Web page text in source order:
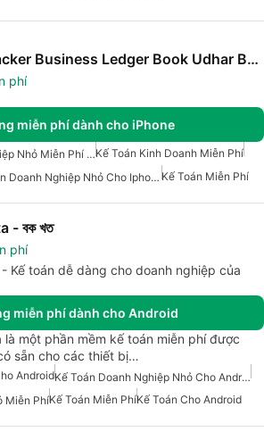
Khata Tracker Business Ledger Book Udhar Bahi CashBook
phí
miễn phí dành cho iPhone
Kế Toán Doanh Nghiệp Nhỏ Miễn Phí Cho IphoneKế Toán Kinh Doanh Miễn Phí
Kế Toán Doanh Nghiệp Nhỏ Cho Iphone Kế Toán Miễn Phí
- বক খত
phí
Kế toán dễ dàng cho doanh nghiệp của
miễn phí dành cho Android
là một phần mềm kế toán miễn phí được
sẵn cho các thiết bị…
Android
Kế Toán Doanh Nghiệp Nhỏ Cho Android
Miễn PhíKế Toán Miễn PhíKế Toán Cho Android